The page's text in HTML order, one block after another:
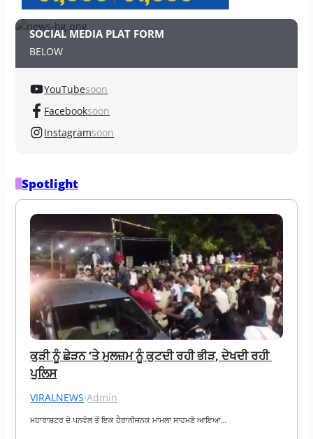
SOCIAL MEDIA PLAT FORM
BELOW
YouTubesoon
Facebooksoon
Instagramsoon
Spotlight
ਕੁੜੀ ਨੂੰ ਛੇੜਨ ‘ਤੇ ਮੁਲਜ਼ਮ ਨੂੰ ਕੁਟਦੀ ਰਹੀ ਭੀੜ, ਦੇਖਦੀ ਰਹੀ
ਪੁਲਿਸ
VIRALNEWS·Admin
ਮਹਾਰਾਸ਼ਟਰ ਦੇ ਪਨਵੇਲ ਤੋਂ ਇਕ ਹੈਰਾਨੀਜਨਕ ਮਾਮਲਾ ਸਾਹਮਣੇ ਆਇਆ…